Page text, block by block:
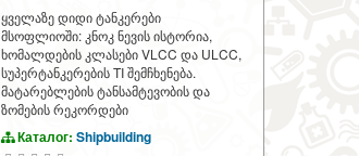
ყველაზე დიდი ტანკერები
მსოფლიოში: კნოკ ნევის ისტორია,
ხომალდების კლასები VLCC და ULCC,
სუპერტანკერების TI შემჩხენება.
მატარებლების ტანსამტევობის და
ზომების რეკორდები
Каталог: Shipbuilding